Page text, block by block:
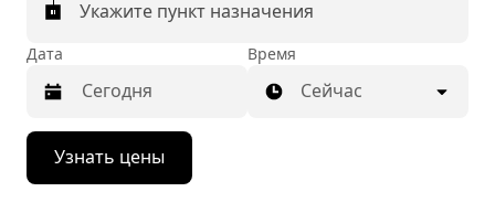
Укажите пункт назначения
Дата
Нажмите
стрелку
вниз,
Время
Сейчас
Узнать цены